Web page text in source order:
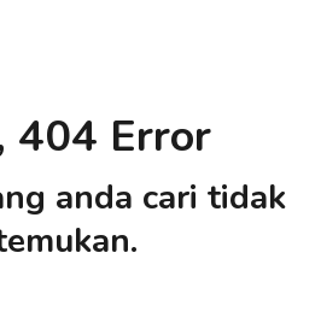
404 Error
anda cari tidak